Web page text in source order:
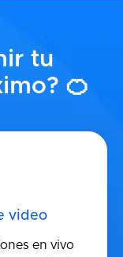
tu
🍊
video
en vivo